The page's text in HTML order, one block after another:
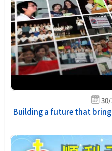
Building a future that